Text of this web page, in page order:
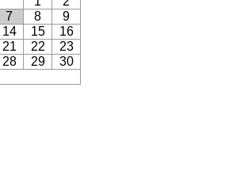
7 8
9
14 15
16
21 22
23
28 29
30